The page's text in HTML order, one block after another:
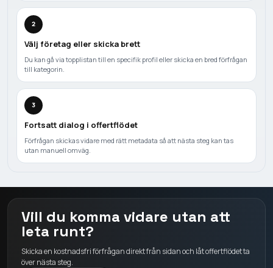
2
Välj företag eller skicka brett
Du kan gå via topplistan till en specifik profil eller skicka en bred förfrågan
till kategorin.
3
Fortsatt dialog i offertflödet
Förfrågan skickas vidare med rätt metadata så att nästa steg kan tas
utan manuell omväg.
Vill du komma vidare utan att
leta runt?
Skicka en kostnadsfri förfrågan direkt från sidan och låt offertflödet ta
över nästa steg.